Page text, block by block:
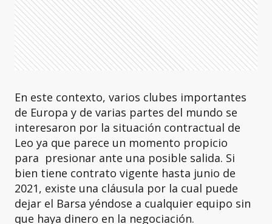
En este contexto, varios clubes importantes
de Europa y de varias partes del mundo se
interesaron por la situación contractual de
Leo ya que parece un momento propicio
para presionar ante una posible salida. Si
bien tiene contrato vigente hasta junio de
2021, existe una cláusula por la cual puede
dejar el Barsa yéndose a cualquier equipo sin
que haya dinero en la negociación.